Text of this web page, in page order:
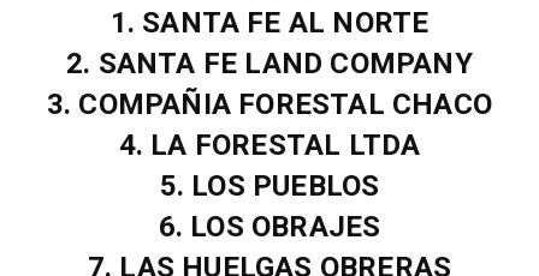
1. SANTA FE AL NORTE
2. SANTA FE LAND COMPANY
3. COMPAÑIA FORESTAL CHACO
4. LA FORESTAL LTDA
5. LOS PUEBLOS
6. LOS OBRAJES
7. LAS HUELGAS OBRERAS